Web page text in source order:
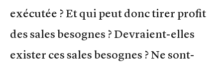
exécutée ? Et qui peut donc tirer profit
des sales besognes ? Devraient-elles
exister ces sales besognes ? Ne sont-